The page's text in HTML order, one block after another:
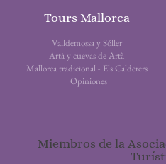
Tours Mallorca
Valldemossa y Sóller
Artà y cuevas de Artà
Mallorca tradicional - Els Calderers
Opiniones
Miembros de la